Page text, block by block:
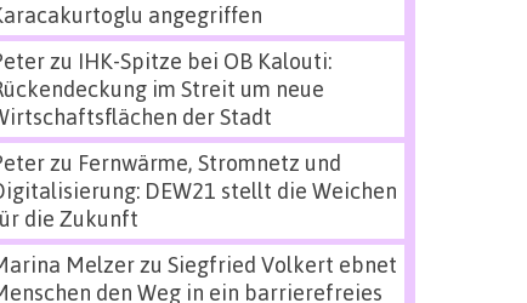
angegriffen
zu IHK-Spitze bei OB Kalouti:
im Streit um neue
der Stadt
zu Fernwärme, Stromnetz und
DEW21 stellt die Weichen
die Zukunft
Melzerzu Siegfried Volkert ebnet
den Weg in ein barrierefreies